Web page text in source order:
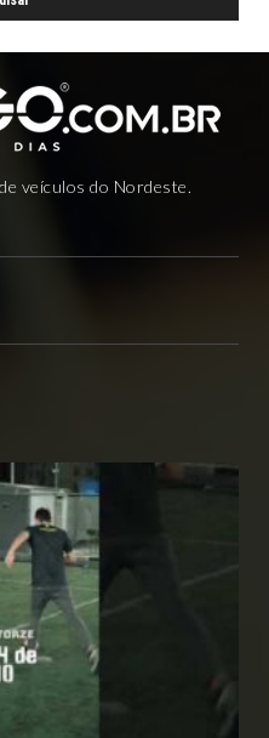
veículos do Nordeste.